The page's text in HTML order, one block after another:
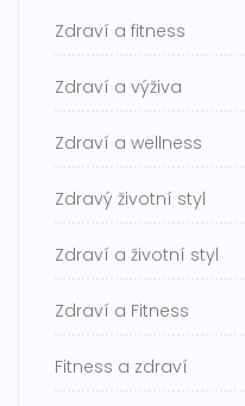
Zdraví a fitness
Zdraví a výživa
Zdraví a wellness
Zdravý životní styl
Zdraví a životní styl
Zdraví a Fitness
Fitness a zdraví